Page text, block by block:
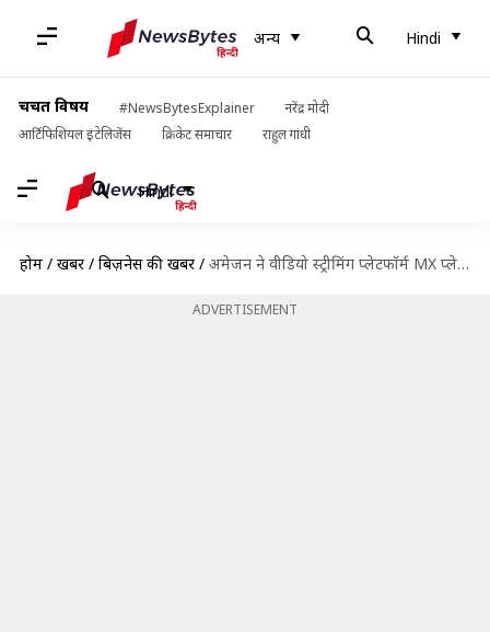
अन्य Hindi
चर्चित विषय #NewsBytesExplainer
नरेंद्र मोदी
आर्टिफिशियल इंटेलिजेंस
क्रिकेट समाचार राहुल गांधी
Hindi
होम / खबरें / बिज़नेस की खबरें / अमेजन ने वीडियो स्ट्रीमिंग प्लेटफॉर्म MX प्लेयर को खरीदा, 2 साल से चल रही थी बातचीत
ADVERTISEMENT